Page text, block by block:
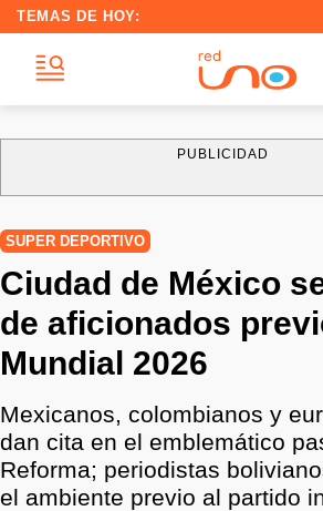
TEMAS DE HOY:
PUBLICIDAD
SUPER DEPORTIVO
Ciudad de México
de aficionados
Mundial 2026
Mexicanos, colombianos y
dan cita en el emblemático
Reforma; periodistas
el ambiente previo al partido